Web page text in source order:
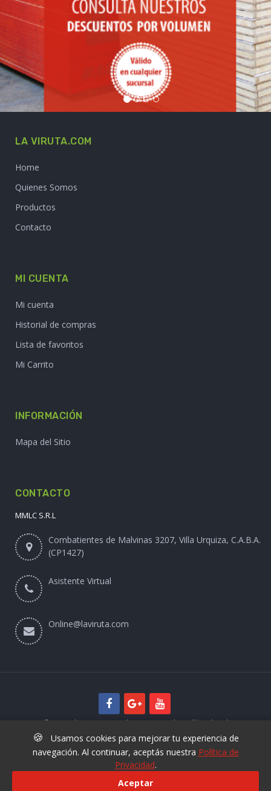
LA VIRUTA.COM
Home
Quienes Somos
Productos
Contacto
MI CUENTA
Mi cuenta
Historial de compras
Lista de favoritos
Mi Carrito
INFORMACIÓN
Mapa del Sitio
CONTACTO
MMLC S.R.L
Combatientes de Malvinas 3207, Villa Urquiza, C.A.B.A.
(CP1427)
Asistente Virtual
Online@laviruta.com
© 2025 laviruta.com | Diseño web SofihaCloud
🍪
Usamos cookies para mejorar tu experiencia de
navegación. Al continuar, aceptás nuestra Política de
Privacidad.
Aceptar